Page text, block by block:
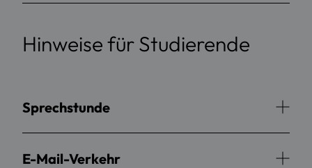
Hinweise für Studierende
Sprechstunde
E-Mail-Verkehr